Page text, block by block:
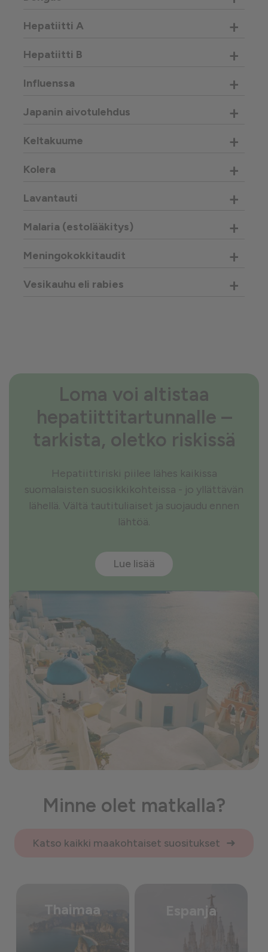
Hepatiitti A +
Hepatiitti B +
Influenssa +
Japanin aivotulehdus +
Keltakuume +
Kolera +
Lavantauti +
Malaria (estolääkitys) +
Meningokokkitaudit +
Vesikauhu eli rabies +
Loma voi altistaa
hepatiittitartunnalle –
tarkista, oletko riskissä
Hepatiittiriski piilee lähes kaikissa
suomalaisten suosikkikohteissa - jo yllättävän
lähellä. Vältä tautituliaiset ja suojaudu ennen
lähtöä.
Lue lisää
Minne olet matkalla?
Katso kaikki maakohtaiset suositukset
Thaimaa Espanja